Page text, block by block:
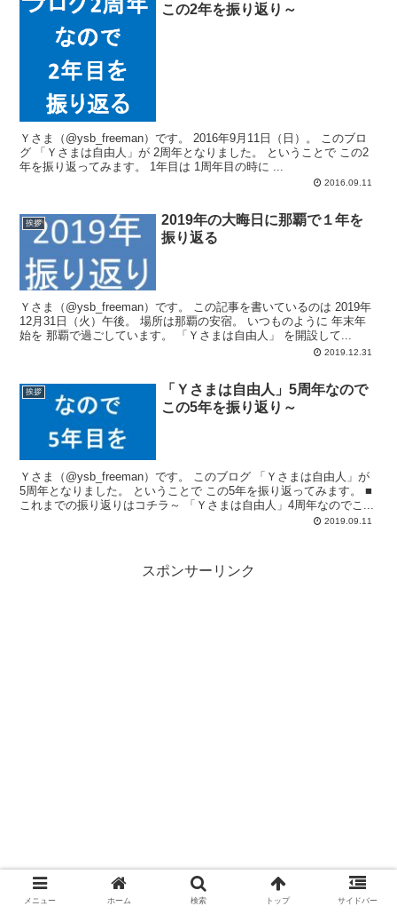
この2年を振り返り～
Ｙさま（@ysb_freeman）です。 2016年9月11日（日）。 このブロ
グ 「Ｙさまは自由人」が 2周年となりました。 ということで この2
年を振り返ってみます。 1年目は 1周年目の時に ...
2016.09.11
挨拶
2019年の大晦日に那覇で１年を
振り返る
Ｙさま（@ysb_freeman）です。 この記事を書いているのは 2019年
12月31日（火）午後。 場所は那覇の安宿。 いつものように 年末年
始を 那覇で過ごしています。 「Ｙさまは自由人」 を開設して...
2019.12.31
挨拶
「Ｙさまは自由人」5周年なので
この5年を振り返り～
Ｙさま（@ysb_freeman）です。 このブログ 「Ｙさまは自由人」が
5周年となりました。 ということで この5年を振り返ってみます。 ■
これまでの振り返りはコチラ～ 「Ｙさまは自由人」4周年なのでこ...
2019.09.11
スポンサーリンク
メニュー ホーム 検索 トップ サイドバー